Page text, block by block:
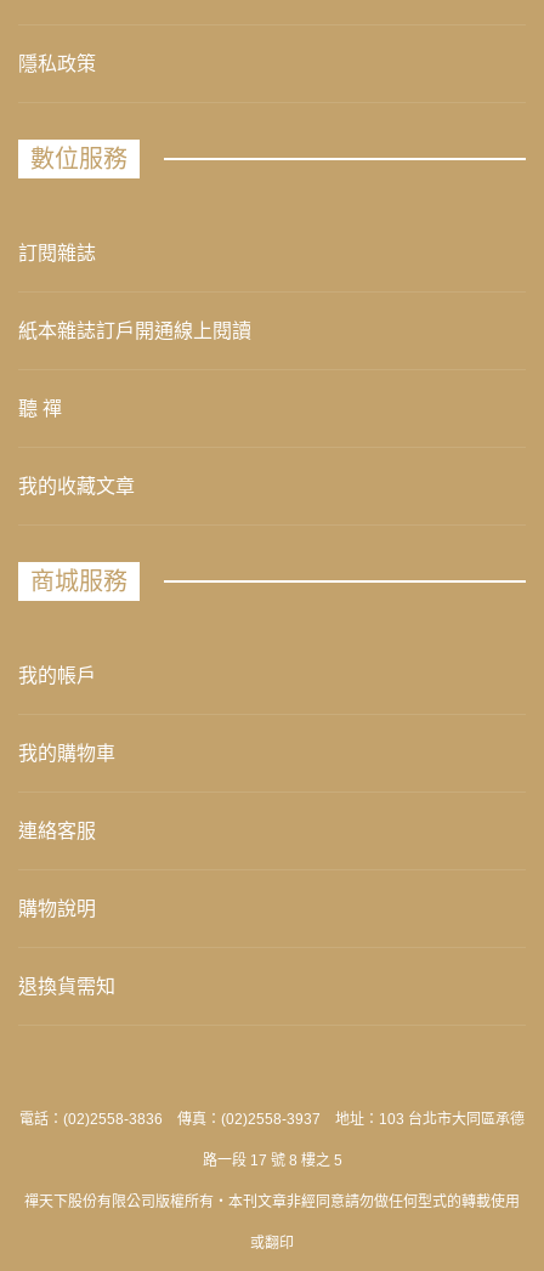
隱私政策
數位服務
訂閱雜誌
紙本雜誌訂戶開通線上閱讀
聽 禪
我的收藏文章
商城服務
我的帳戶
我的購物車
連絡客服
購物說明
退換貨需知
電話：(02)2558-3836 傳真：(02)2558-3937 地址：103 台北市大同區承德
路一段 17 號 8 樓之 5
禪天下股份有限公司版權所有‧本刊文章非經同意請勿做任何型式的轉載使用
或翻印